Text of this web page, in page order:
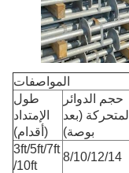
المواصفات
حجم الدوائر
المتحركة (بعد
بوصة)
طول
الإمتداد
(أقدام)
8/10/12/14
3ft/5ft/7ft
/10ft